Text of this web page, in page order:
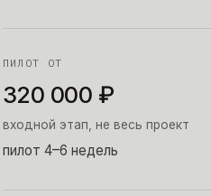
ПИЛОТ ОТ
320 000 ₽
входной этап, не весь проект
пилот 4–6 недель